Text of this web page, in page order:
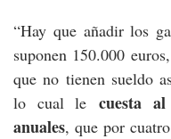
“Hay que añadir los
suponen 150.000
que no tienen sueldo
lo cual lecuesta
anuales, que por